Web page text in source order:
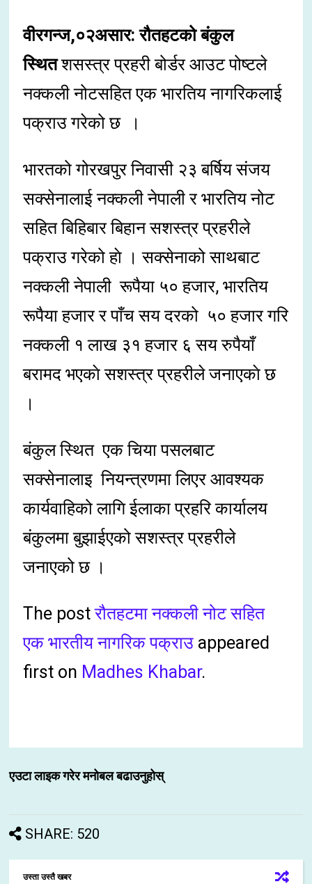
वीरगन्ज,०२असार: रौतहटको बंकुल
स्थितशसस्त्र प्रहरी बोर्डर आउट पोष्टले
नक्कली नोटसहित एक भारतिय नागरिकलाई
पक्राउ गरेको छ ।
भारतको गोरखपुर निवासी २३ बर्षिय संजय
सक्सेनालाई नक्कली नेपाली र भारतिय नोट
सहित बिहिबार बिहान सशस्त्र प्रहरीले
पक्राउ गरेको हाे । सक्सेनाको साथबाट
नक्कली नेपाली रूपैया ५० हजार, भारतिय
रूपैया हजार र पाँच सय दरको ५० हजार गरि
नक्कली १ लाख ३१ हजार ६ सय रुपैयाँ
बरामद भएकाे सशस्त्र प्रहरीले जनाएकाे छ
।
बंकुल स्थित एक चिया पसलबाट
सक्सेनालाइ नियन्त्रणमा लिएर आवश्यक
कार्यवाहिको लागि ईलाका प्रहरि कार्यालय
बंकुलमा बुझाईएको सशस्त्र प्रहरीले
जनाएको छ ।
The postरौतहटमा नक्कली नोट सहित
एक भारतीय नागरिक पक्राउ appeared
first on Madhes Khabar.
एउटा लाइक गरेर मनोबल बढाउनुहोस्
SHARE: 520
उस्ता उस्तै खबर